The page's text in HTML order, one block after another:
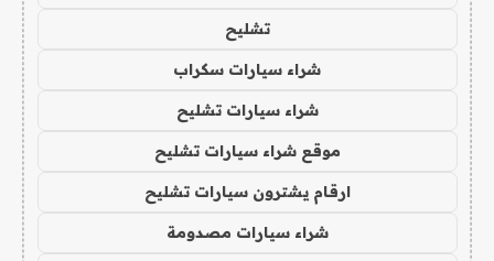
تشليح
شراء سيارات سكراب
شراء سيارات تشليح
موقع شراء سيارات تشليح
ارقام يشترون سيارات تشليح
شراء سيارات مصدومة